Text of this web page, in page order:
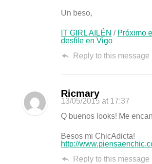
Un beso,
IT GIRL AILÉN / Próximo
desfile en Vigo
Reply to this message
Ricmary
13/05/2015 at 17:37
Q buenos looks! Me
Besos mi ChicAdicta!
http://
Reply to this message